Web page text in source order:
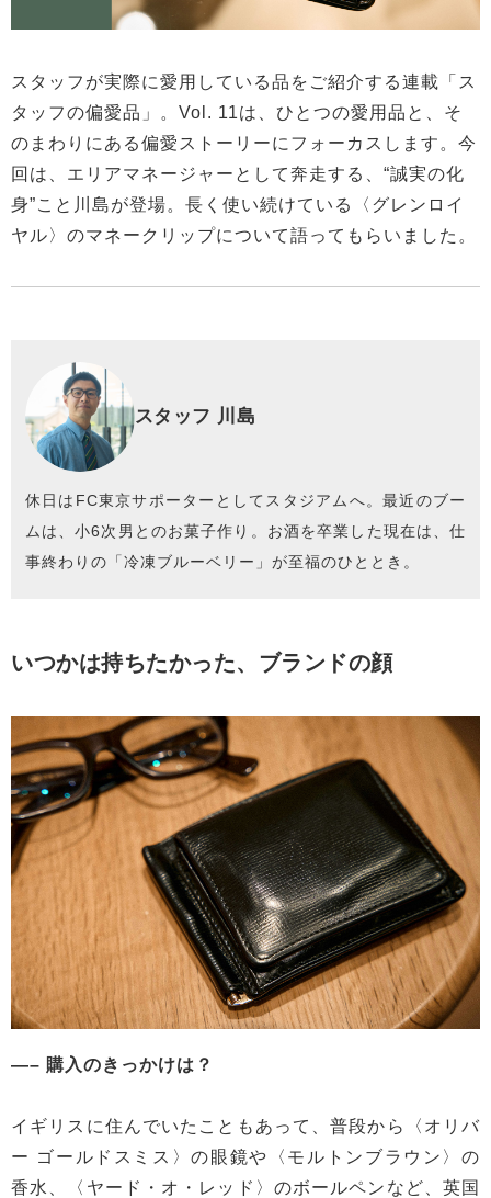
スタッフが実際に愛用している品をご紹介する連載「ス
タッフの偏愛品」。Vol. 11は、ひとつの愛用品と、そ
のまわりにある偏愛ストーリーにフォーカスします。今
回は、エリアマネージャーとして奔走する、“誠実の化
身”こと川島が登場。長く使い続けている〈グレンロイ
ヤル〉のマネークリップについて語ってもらいました。
スタッフ 川島
休日はFC東京サポーターとしてスタジアムへ。最近のブー
ムは、小6次男とのお菓子作り。お酒を卒業した現在は、仕
事終わりの「冷凍ブルーベリー」が至福のひととき。
いつかは持ちたかった、ブランドの顔
—– 購入のきっかけは？
イギリスに住んでいたこともあって、普段から〈オリバ
ー ゴールドスミス〉の眼鏡や〈モルトンブラウン〉の
香水、〈ヤード・オ・レッド〉のボールペンなど、英国